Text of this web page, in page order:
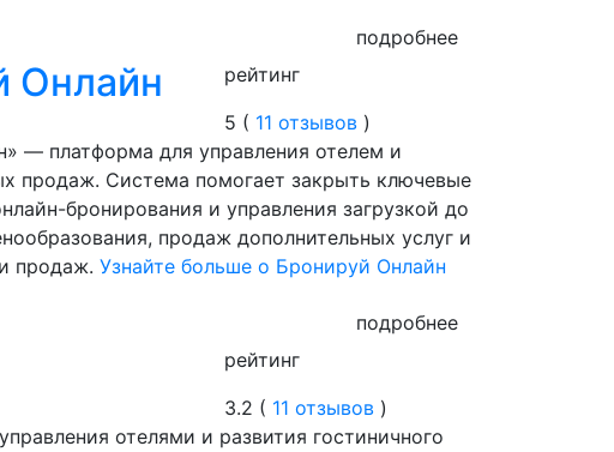
подробнее
Онлайн
рейтинг
5 ( 11 отзывов )
— платформа для управления отелем и
продаж. Система помогает закрыть ключевые
бронирования и управления загрузкой до
продаж дополнительных услуг и
продаж. Узнайте больше о Бронируй Онлайн
подробнее
рейтинг
3.2 ( 11 отзывов )
отелями и развития гостиничного